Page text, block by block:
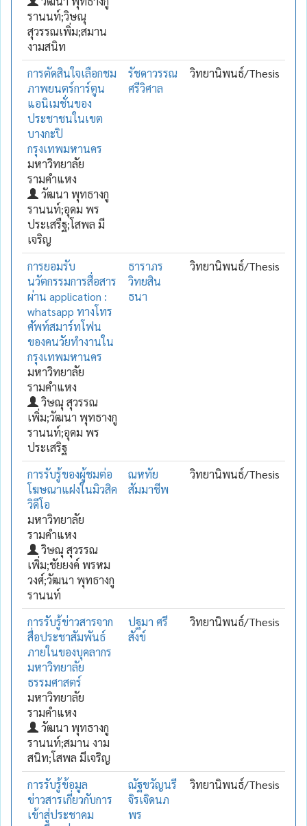
รานนท์;วิษณุ
สุวรรณเพิ่ม;สมาน
งามสนิท
การตัดสินใจเลือกชม
ภาพยนตร์การ์ตูน
แอนิเมชั่นของ
ประชาชนในเขต
บางกะปิ
กรุงเทพมหานคร
มหาวิทยาลัย
รามคำแหง
วัฒนา พุทธางกู
รานนท์;อุดม พร
ประเสรืฐ;โสพล มี
เจริญ
รัชดาวรรณ
ศรีวิศาล
วิทยานิพนธ์/Thesis
การยอมรับ
นวัตกรรมการสื่อสาร
ผ่าน application :
whatsapp ทางโทร
ศัพท์สมาร์ทโฟน
ของคนวัยทำงานใน
กรุงเทพมหานคร
มหาวิทยาลัย
รามคำแหง
วิษณุ สุวรรณ
เพิ่ม;วัฒนา พุทธางกู
รานนท์;อุดม พร
ประเสริฐ
ธาราภร
วิทยสิน
ธนา
วิทยานิพนธ์/Thesis
การรับรู้ของผู้ชมต่อ
โฆษณาแฝงในมิวสิค
วิดีโอ
มหาวิทยาลัย
รามคำแหง
วิษณุ สุวรรณ
เพิ่ม;ชัยยงค์ พรหม
วงศ์;วัฒนา พุทธางกู
รานนท์
ณหทัย
สัมมาชีพ
วิทยานิพนธ์/Thesis
การรับรู้ข่าวสารจาก
สื่อประชาสัมพันธ์
ภายในของบุคลากร
มหาวิทยาลัย
ธรรมศาสตร์
มหาวิทยาลัย
รามคำแหง
วัฒนา พุทธางกู
รานนท์;สมาน งาม
สนิท;โสพล มีเจริญ
ปฐมา ศรี
สังข์
วิทยานิพนธ์/Thesis
การรับรู้ข้อมูล
ข่าวสารเกี่ยวกับการ
เข้าสู่ประชาคม
ณัฐขวัญนรี
จิรเจิดนภ
พร
วิทยานิพนธ์/Thesis